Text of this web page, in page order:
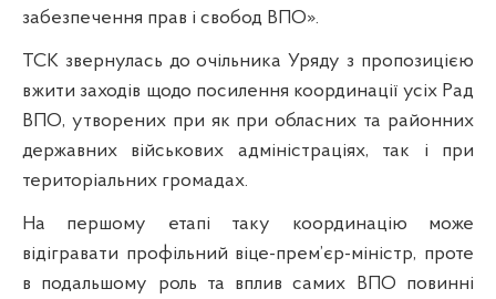
забезпечення прав і свобод ВПО».
ТСК звернулась до очільника Уряду з пропозицією
вжити заходів щодо посилення координації усіх Рад
ВПО, утворених при як при обласних та районних
державних військових адміністраціях, так і при
територіальних громадах.
На першому етапі таку координацію може
відігравати профільний віце-прем’єр-міністр, проте
в подальшому роль та вплив самих ВПО повинні